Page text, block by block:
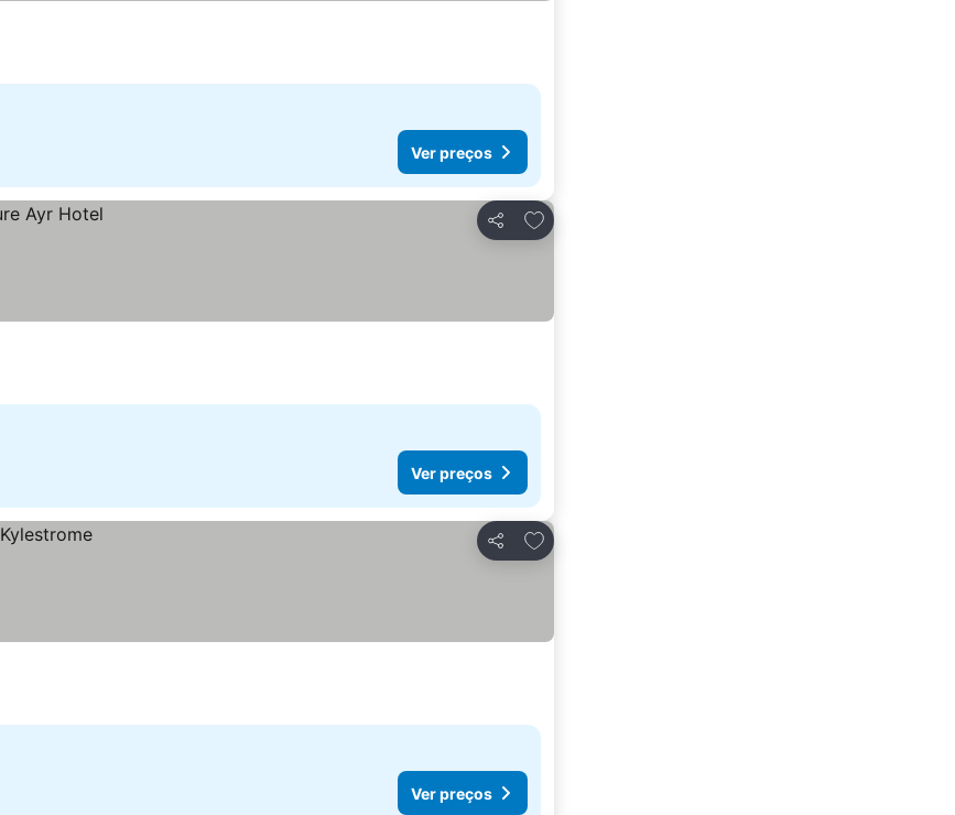
Ver preços
Partilhar
Adicionar aos favoritos
Ver preços
Partilhar
Adicionar aos favoritos
Ver preços